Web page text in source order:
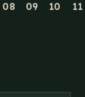
08 09 10 11